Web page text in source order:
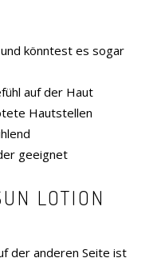
könntest es sogar
auf der Haut
Hautstellen
geeignet
LOTION
der anderen Seite ist